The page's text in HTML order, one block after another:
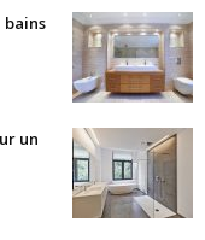
bains
un